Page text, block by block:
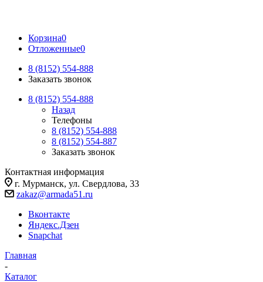
Корзина0
Отложенные0
8 (8152) 554-888
Заказать звонок
8 (8152) 554-888
Назад
Телефоны
8 (8152) 554-888
8 (8152) 554-887
Заказать звонок
Контактная информация
г. Мурманск, ул. Свердлова, 33
zakaz@armada51.ru
Вконтакте
Яндекс.Дзен
Snapchat
Главная
-
Каталог